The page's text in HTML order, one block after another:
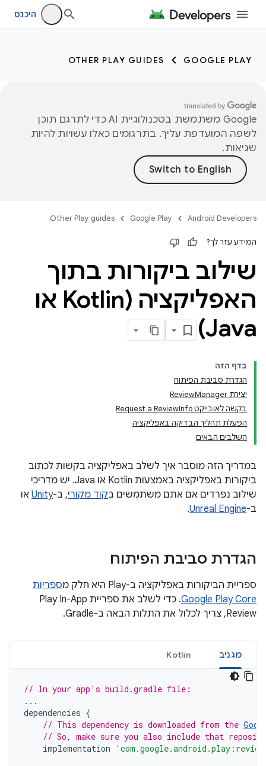
היכנס
GOOGLE PLAY
OTHER PLAY GUIDES
‫Google משתמשת בטכנולוגיית AI כדי לתרגם תוכן
לשפה המועדפת עליך. בתרגומים כאלו עשויות להיות
שגיאות.
Android Developers
Google Play
Other Play guides
המידע עזר לך?
שילוב ביקורות בתוך
האפליקציה (Kotlin או
Java)
בדף הזה
הגדרת סביבת הפיתוח
יצירת ReviewManager
בקשה לאובייקט Request a ReviewInfo
הפעלת תהליך הבדיקה באפליקציה
השלבים הבאים
במדריך הזה מוסבר איך לשלב באפליקציה בקשות לכתוב
ביקורות באפליקציה באמצעות Kotlin או Java. יש מדריכי
שילוב נפרדים אם אתם משתמשים בקוד מקורי, ב-Unity או
ב-Unreal Engine
.
הגדרת סביבת הפיתוח
ספריית הביקורות באפליקציה ב-Play היא חלק מ
ספריות
Google Play Core
. כדי לשלב את ספריית Play In-App
Review, צריך לכלול את התלות הבאה ב-Gradle.
מגניב Kotlin
// In your app's build.gradle file:
...
dependencies {
// This dependency is downloaded from the
// So, make sure you also include that
implementation